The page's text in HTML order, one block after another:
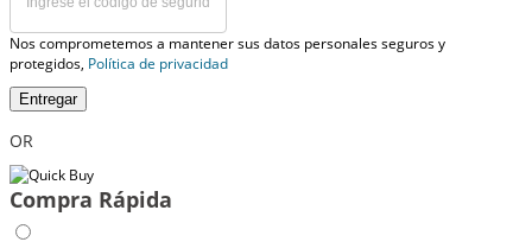
Nos comprometemos a mantener sus datos personales seguros y
protegidos, Política de privacidad
Entregar
OR
Compra Rápida